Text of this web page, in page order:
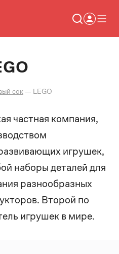
сок— LEGO
частная компания,
игрушек,
наборы деталей для
разнообразных
Второй по
игрушек в мире.